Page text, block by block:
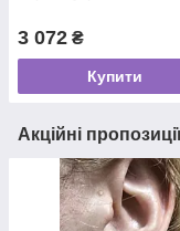
3 072 ₴
Купити
Акційні